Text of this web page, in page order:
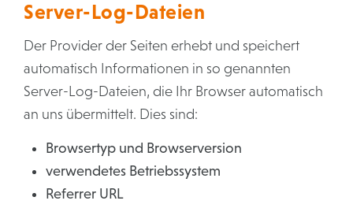
Server-Log-Dateien
Der Provider der Seiten erhebt und speichert
automatisch Informationen in so genannten
Server-Log-Dateien, die Ihr Browser automatisch
an uns übermittelt. Dies sind:
Browsertyp und Browserversion
verwendetes Betriebssystem
Referrer URL